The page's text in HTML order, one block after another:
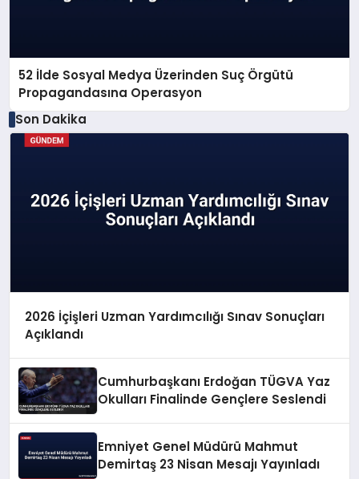
52 İlde Sosyal Medya Üzerinden Suç Örgütü
Propagandasına Operasyon
Son Dakika
2026 İçişleri Uzman Yardımcılığı Sınav Sonuçları
Açıklandı
Cumhurbaşkanı Erdoğan TÜGVA Yaz
Okulları Finalinde Gençlere Seslendi
Emniyet Genel Müdürü Mahmut
Demirtaş 23 Nisan Mesajı Yayınladı